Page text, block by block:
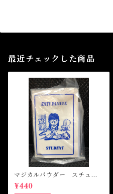
最近チェックした商品
マジカルパウダー スチュー
デント Magical Powder ST
UDENT
¥440